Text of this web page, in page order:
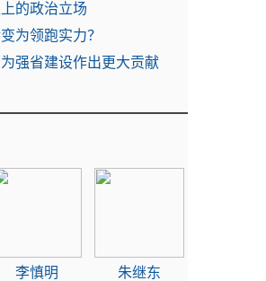
的政治立场
为领跑实力？
强省建设作出更大贡献
李慎明 朱继东